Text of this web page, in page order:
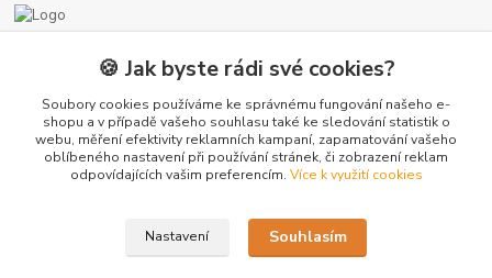
+420 775 872 753
info@radiatory-skladem.cz
🍪 Jak byste rádi své cookies?
Soubory cookies používáme ke správnému fungování našeho e-
shopu a v případě vašeho souhlasu také ke sledování statistik o
webu, měření efektivity reklamních kampaní, zapamatování vašeho
oblíbeného nastavení při používání stránek, či zobrazení reklam
odpovídajících vašim preferencím. Více k využití cookies
Nastavení Souhlasím